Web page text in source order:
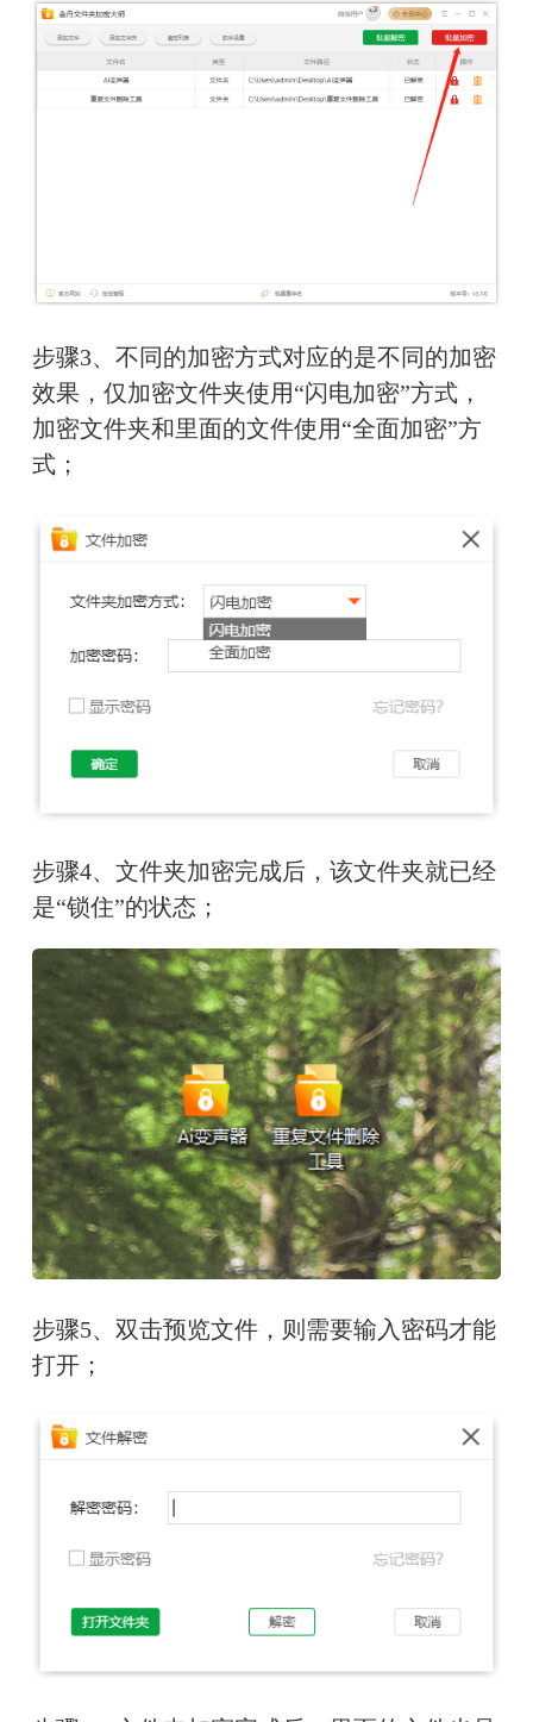
步骤3、不同的加密方式对应的是不同的加密
效果，仅加密文件夹使用“闪电加密”方式，
加密文件夹和里面的文件使用“全面加密”方
式；
步骤4、文件夹加密完成后，该文件夹就已经
是“锁住”的状态；
步骤5、双击预览文件，则需要输入密码才能
打开；